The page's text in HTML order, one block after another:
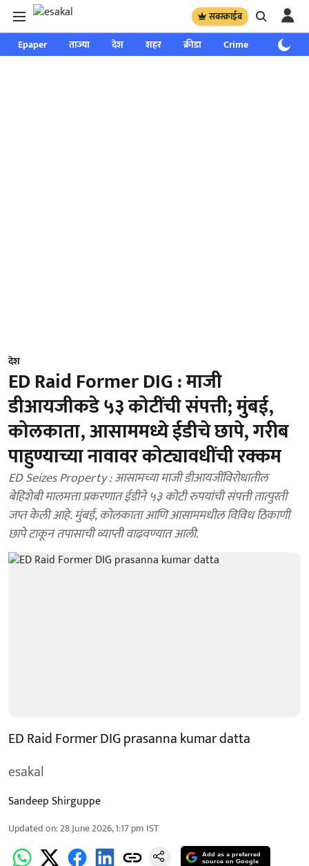
सबस्क्राईब
Epaper ताज्या देश शहर क्रीडा Crime साप्ताहिक
देश
ED Raid Former DIG : माजी
डीआयजीकडे ५३ कोटींची संपत्ती; मुंबई,
कोलकाता, आसाममध्ये ईडीचे छापे, गरीब
पाहुण्याच्या नावावर कोट्यावधींची रक्कम
ED Seizes Property : आसामच्या माजी डीआयजींविरोधातील
बेहिशेबी मालमत्ता प्रकरणात ईडीने ५३ कोटी रुपयांची संपत्ती तात्पुरती
जप्त केली आहे. मुंबई, कोलकाता आणि आसाममधील विविध ठिकाणी
छापे टाकून तपासाची व्याप्ती वाढवण्यात आली.
ED Raid Former DIG prasanna kumar datta
esakal
Sandeep Shirguppe
Updated on:28 June 2026, 1:17 pm IST
Add as a preferred
source on Google